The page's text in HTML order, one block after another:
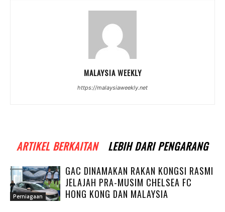
MALAYSIA WEEKLY
https://malaysiaweekly.net
ARTIKEL BERKAITAN LEBIH DARI PENGARANG
Perniagaan
GAC DINAMAKAN RAKAN KONGSI RASMI
JELAJAH PRA-MUSIM CHELSEA FC
HONG KONG DAN MALAYSIA